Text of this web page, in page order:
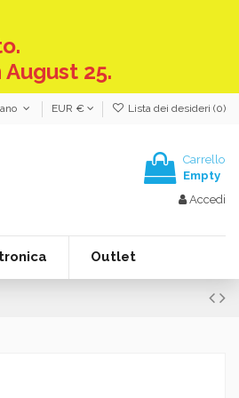
25.
EUR € Lista dei desideri (0)
Carrello
Empty
Accedi
Outlet